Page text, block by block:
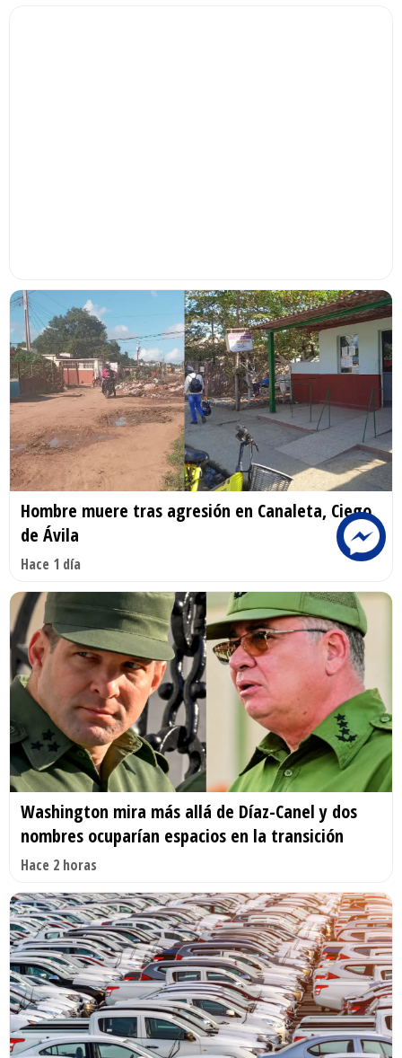
Hombre muere tras agresión en Canaleta, Ciego
de Ávila
Hace 1 día
Washington mira más allá de Díaz-Canel y dos
nombres ocuparían espacios en la transición
Hace 2 horas